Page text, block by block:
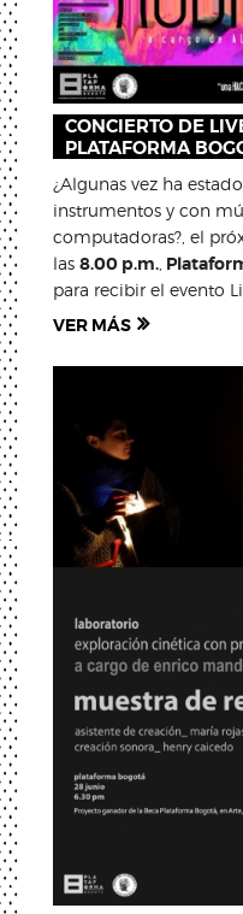
CONCIERTO DE
PLATAFORMA
¿Algunas vez ha
instrumentos y con
computadoras?, el
las 8.00 p.m.,
para recibir el evento
VER MÁS